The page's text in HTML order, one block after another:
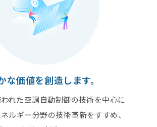
な価値を創造します。
れた空調自動制御の技術を中心に
ルギー分野の技術革新をすすめ、